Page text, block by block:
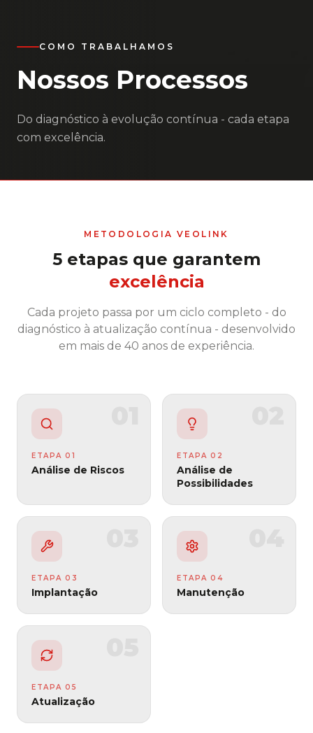
COMO TRABALHAMOS
Nossos Processos
Do diagnóstico à evolução contínua - cada etapa
com excelência.
METODOLOGIA VEOLINK
5 etapas que garantem
excelência
Cada projeto passa por um ciclo completo - do
diagnóstico à atualização contínua - desenvolvido
em mais de 40 anos de experiência.
ETAPA 01
Análise de Riscos
ETAPA 02
Análise de
Possibilidades
ETAPA 03
Implantação
ETAPA 04
Manutenção
ETAPA 05
Atualização